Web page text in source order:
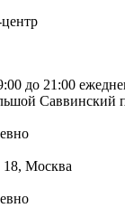
до 21:00
Саввинский
18, Москва